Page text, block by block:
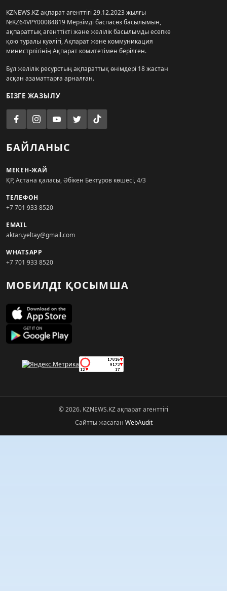
KZNEWS.KZ ақпарат агенттігі 29.12.2023 жылғы
№KZ64VPY00084819 Мерзімді баспасөз басылымын,
ақпараттық агенттікті және желілік басылымды есепке
қою туралы куәлігі, Ақпарат және коммуникация
министрлігінің Ақпарат комитетімен берілген.
Бұл желілік ресурстың ақпараттық өнімдері 18 жастан
асқан азаматтарға арналған.
БІЗГЕ ЖАЗЫЛУ
БАЙЛАНЫС
МЕКЕН-ЖАЙ
ҚР, Астана қаласы, Әбікен Бектұров көшесі, 4/3
ТЕЛЕФОН
+7 701 933 8520
EMAIL
aktan.yeltay@gmail.com
WHATSAPP
+7 701 933 8520
МОБИЛДІ ҚОСЫМША
© 2026. KZNEWS.KZ ақпарат агенттігі
Сайтты жасаған WebAudit